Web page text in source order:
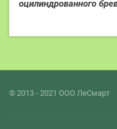
оцилиндрованного
© 2013 - 2021 ООО ЛеСмарт